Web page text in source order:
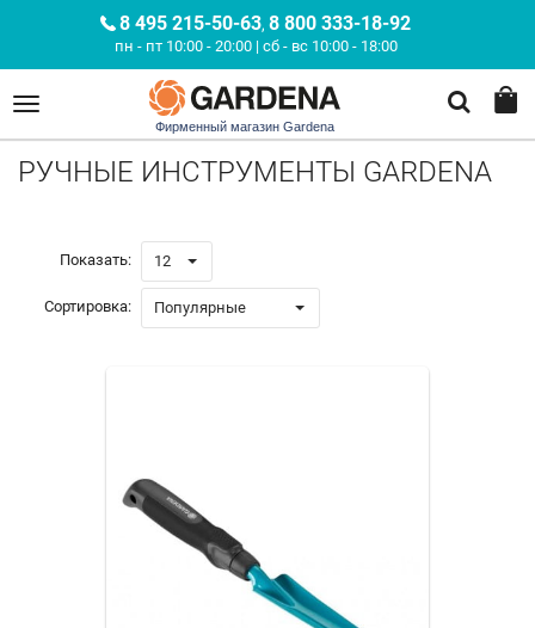
8 495 215-50-63, 8 800 333-18-92
пн - пт 10:00 - 20:00 | сб - вс 10:00 - 18:00
Фирменный магазин Gardena
РУЧНЫЕ ИНСТРУМЕНТЫ GARDENA
Показать: 12
Сортировка: Популярные